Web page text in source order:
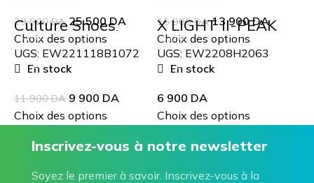
29 900DA 25 500DA
Choix des options
15 900DA 13 900DA
Choix des options
-17%
Culture Shoes
White/Lt.Purple
UGS: EW221118B1072
En stock
11 900DA 9 900 DA
Choix des options
-22%
X LIGHT II-PEAK
UGS: EW2208H2063
En stock
6 900 DA
Choix des options
Inscrivez-vous à notre newsletter
Soyez le premier à savoir. Inscrivez-vous à la